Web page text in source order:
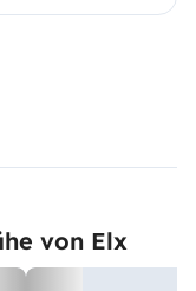
von Elx